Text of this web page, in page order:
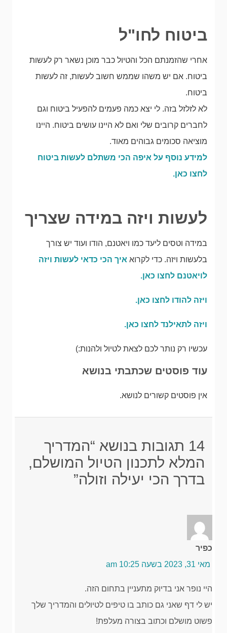
ביטוח לחו"ל
אחרי שהזמנתם הכל והטיול כבר מוכן נשאר רק לעשות
ביטוח. אם יש משהו שממש חשוב לעשות, זה לעשות
ביטוח.
לא לזלזל בזה. לי יצא כמה פעמים להפעיל ביטוח וגם
לחברים קרובים שלי ואם לא היינו עושים ביטוח. היינו
מוציאה סכומים גבוהים מאוד.
למידע נוסף על איפה הכי משתלם לעשות ביטוח
לחצו כאן.
לעשות ויזה במידה שצריך
במידה וטסים ליעד כמו ויאטנם, הודו ועוד יש צורך
בלעשות ויזה. כדי לקרוא איך הכי כדאי לעשות ויזה
לויאטנם לחצו כאן.
ויזה להודו לחצו כאן.
ויזה לתאילנד לחצו כאן.
עכשיו רק נותר לכם לצאת לטיול ולהנות:)
עוד פוסטים שכתבתי בנושא
אין פוסטים קשורים לנושא.
14 תגובות בנושא “המדריך
המלא לתכנון הטיול המושלם,
בדרך הכי יעילה וזולה”
כפיר
מאי 31, 2023 בשעה 10:25 am
היי נופר אני בדיוק מתעניין בתחום הזה.
יש לי דף שאני גם כותב בו טיפים לטיולים והמדריך שלך
פשוט מושלם וכתוב בצורה מעלפת!